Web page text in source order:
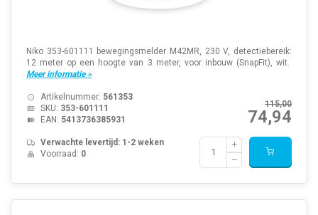
Niko 353-601111 bewegingsmelder M42MR, 230 V, detectiebereik:
12 meter op een hoogte van 3 meter, voor inbouw (SnapFit), wit.
Meer informatie »
115,00
74,94
Artikelnummer: 561353
SKU: 353-601111
EAN: 5413736385931
Verwachte levertijd: 1-2 weken
Voorraad: 0